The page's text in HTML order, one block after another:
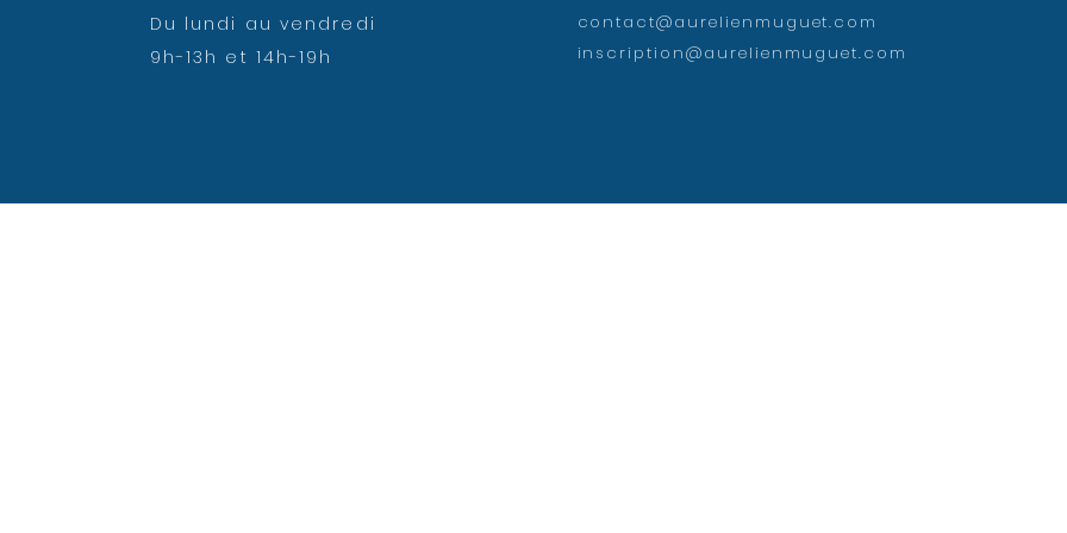
Du lundi au vendredi
9h-13h et 14h-19h
contact@aurelienmuguet.com
inscription@aurelienmuguet.com